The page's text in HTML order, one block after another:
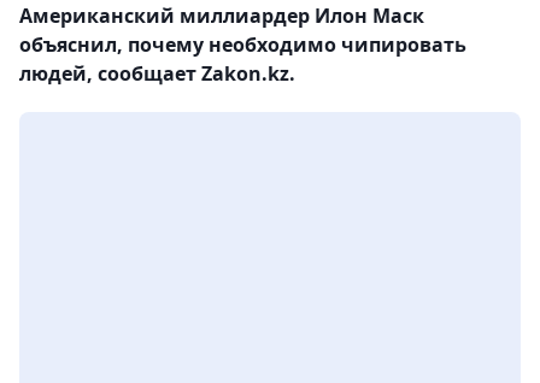
Американский миллиардер Илон Маск
объяснил, почему необходимо чипировать
людей, сообщает Zakon.kz.